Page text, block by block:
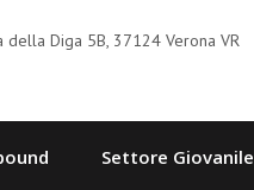
della Diga 5B, 37124 Verona VR
Settore Giovanile